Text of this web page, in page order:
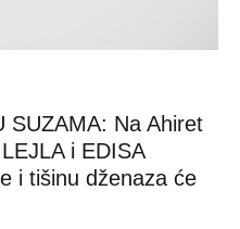
SUZAMA: Na Ahiret
i EDISA
i tišinu dženaza će